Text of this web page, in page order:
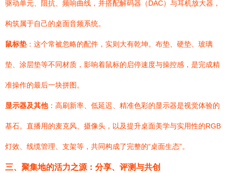
驱动单元、阻抗、频响曲线，并搭配解码器（DAC）与耳机放大器，
构筑属于自己的桌面音频系统。
鼠标垫 ：这个常被忽略的配件，实则大有乾坤。布垫、硬垫、玻璃
垫、涂层垫等不同材质，影响着鼠标的启停速度与操控感，是完成精
准操作的最后一块拼图。
显示器及其他：高刷新率、低延迟、精准色彩的显示器是视觉体验的
基石。直播用的麦克风、摄像头，以及提升桌面美学与实用性的RGB
灯效、线缆管理、支架等，共同构成了完整的“桌面生态”。
三、聚集地的活力之源：分享、评测与共创